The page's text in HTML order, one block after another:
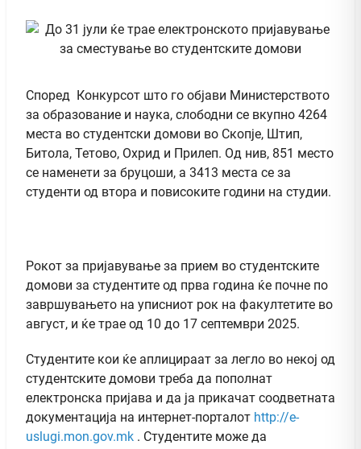
Според Конкурсот што го објави Министерството
за образование и наука, слободни се вкупно 4264
места во студентски домови во Скопје, Штип,
Битола, Тетово, Охрид и Прилеп. Од нив, 851 место
се наменети за бруцоши, а 3413 места се за
студенти од втора и повисоките години на студии.
Рокот за пријавување за прием во студентските
домови за студентите од прва година ќе почне по
завршувањето на уписниот рок на факултетите во
август, и ќе трае од 10 до 17 септември 2025.
Студентите кои ќе аплицираат за легло во некој од
студентските домови треба да пополнат
електронска пријава и да ја прикачат соодветната
документација на интернет-порталот http://e-
uslugi.mon.gov.mk . Студентите може да